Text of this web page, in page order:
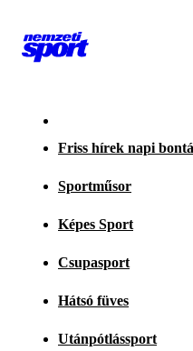
Friss hírek napi
Sportműsor
Képes Sport
Csupasport
Hátsó füves
Utánpótlássport